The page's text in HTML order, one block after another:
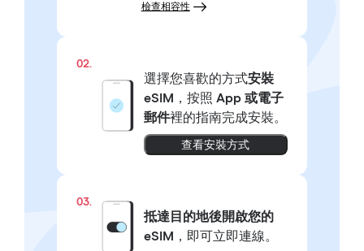
檢查相容性
02.
選擇您喜歡的方式安裝
eSIM
，按照 App 或電子
郵件裡的指南完成安裝。
查看安裝方式
03.
抵達目的地後開啟您的
eSIM
，即可立即連線。